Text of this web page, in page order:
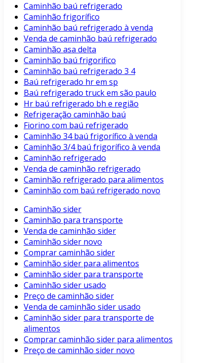
Caminhão baú refrigerado
Caminhão frigorífico
Caminhão baú refrigerado à venda
Venda de caminhão baú refrigerado
Caminhão asa delta
Caminhão baú frigorifico
Caminhão baú refrigerado 3 4
Baú refrigerado hr em sp
Baú refrigerado truck em são paulo
Hr baú refrigerado bh e região
Refrigeração caminhão baú
Fiorino com baú refrigerado
Caminhão 34 baú frigorífico à venda
Caminhão 3/4 baú frigorífico à venda
Caminhão refrigerado
Venda de caminhão refrigerado
Caminhão refrigerado para alimentos
Caminhão com baú refrigerado novo
Caminhão sider
Caminhão para transporte
Venda de caminhão sider
Caminhão sider novo
Comprar caminhão sider
Caminhão sider para alimentos
Caminhão sider para transporte
Caminhão sider usado
Preço de caminhão sider
Venda de caminhão sider usado
Caminhão sider para transporte de
alimentos
Comprar caminhão sider para alimentos
Preço de caminhão sider novo